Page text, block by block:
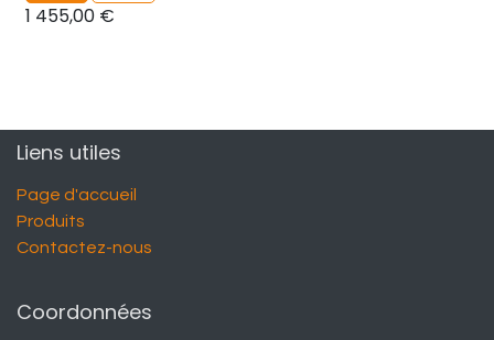
1 455,00 €
Liens utiles
Page d'accueil
Produits
Contactez-nous
Coordonnées